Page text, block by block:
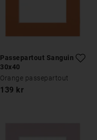
Passepartout Sanguine
30x40
Orange passepartout
139 kr